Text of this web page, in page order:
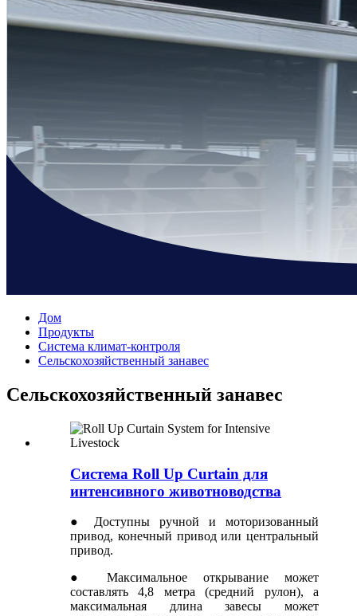
Дом
Продукты
Система климат-контроля
Сельскохозяйственный занавес
Сельскохозяйственный занавес
Система Roll Up Curtain для
интенсивного животноводства
● Доступны ручной и моторизованный
привод, конечный привод или центральный
привод.
● Максимальное открывание может
составлять 4,8 метра (средний рулон), а
максимальная длина завесы может